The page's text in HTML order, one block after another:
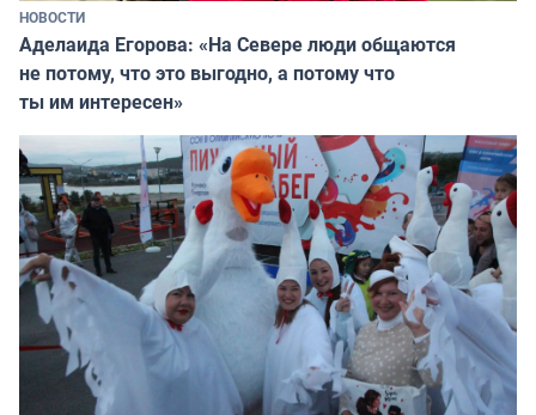
НОВОСТИ
Аделаида Егорова: «На Севере люди общаются
не потому, что это выгодно, а потому что
ты им интересен»